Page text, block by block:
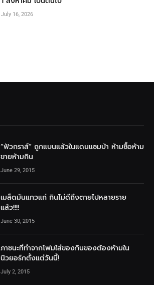
July 16, 2026
“ฟัวกราส์” ถูกแบนแล้วในแดนแซมบ้า ห้ามซื้อห้าม
ขายห้ามกิน
June 29, 2015
เมล็ดมันแกวแก่ กินไม่ดีถึงตายไปหลายราย
แล้ว!!!!
June 30, 2015
ภาชนะที่ทำจากโฟมใส่ของกินของต้องห้ามใน
นิวยอร์กตั้งแต่วันนี้!
July 2, 2015